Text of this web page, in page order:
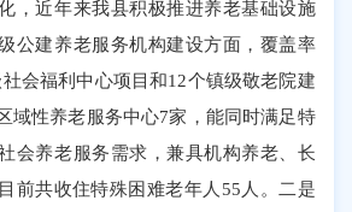
，近年来我县积极推进养老基础设施
公建养老服务机构建设方面，覆盖率
会福利中心项目和12个镇级敬老院建
域性养老服务中心7家，能同时满足特
会养老服务需求，兼具机构养老、长
前共收住特殊困难老年人55人。二是